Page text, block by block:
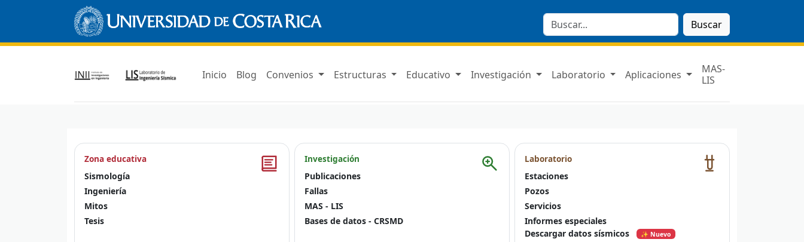
Buscar
Inicio Blog Convenios Estructuras Educativo Investigación Laboratorio Aplicaciones
MAS-
LIS
Zona educativa
Sismología
Ingeniería
Mitos
Tesis
Investigación
Publicaciones
Fallas
MAS - LIS
Bases de datos - CRSMD
Laboratorio
Estaciones
Pozos
Servicios
Informes especiales
Descargar datos sísmicos
✨ Nuevo